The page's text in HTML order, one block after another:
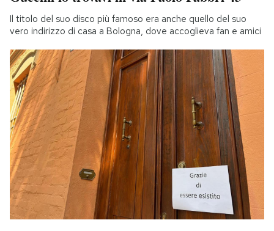
Il titolo del suo disco più famoso era anche quello del suo
vero indirizzo di casa a Bologna, dove accoglieva fan e amici